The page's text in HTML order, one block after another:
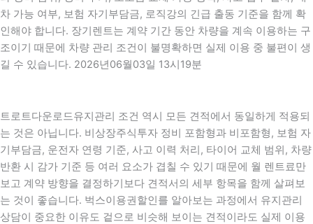
차 가능 여부, 보험 자기부담금, 로직강의 긴급 출동 기준을 함께 확
인해야 합니다. 장기렌트는 계약 기간 동안 차량을 계속 이용하는 구
조이기 때문에 차량 관리 조건이 불명확하면 실제 이용 중 불편이 생
길 수 있습니다. 2026년06월03일 13시19분
트로트다운로드유지관리 조건 역시 모든 견적에서 동일하게 적용되
는 것은 아닙니다. 비상장주식투자 정비 포함형과 비포함형, 보험 자
기부담금, 운전자 연령 기준, 사고 이력 처리, 타이어 교체 범위, 차량
반환 시 감가 기준 등 여러 요소가 겹칠 수 있기 때문에 월 렌트료만
보고 계약 방향을 결정하기보다 견적서의 세부 항목을 함께 살펴보
는 것이 좋습니다. 벅스이용권할인를 알아보는 과정에서 유지관리
상담이 중요한 이유도 겉으로 비슷해 보이는 견적이라도 실제 이용